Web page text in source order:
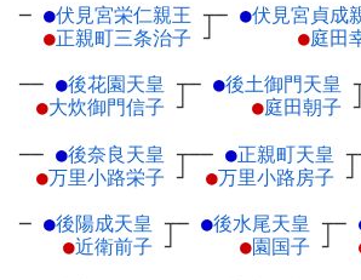
─ ●伏見宮栄仁親王 ┬
●正親町三条治子 ┘
─ ●伏見宮貞成
●庭田
── ●後花園天皇 ┬
●大炊御門信子 ┘
─ ●後土御門天皇
●庭田朝子 ┘
── ●後奈良天皇 ┬
●万里小路栄子 ┘
── ●正親町天皇 ┬
●万里小路房子 ┘
─ ●後陽成天皇 ┬
●近衛前子 ┘
─ ●後水尾天皇 ┬
●園国子 ┘
─